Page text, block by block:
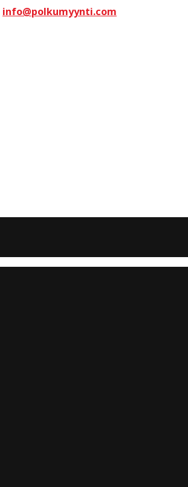
info@polkumyynti.com